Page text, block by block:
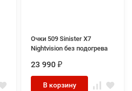
Очки 509 Sinister X7
Nightvision без подогрева
23 990 ₽
В корзину